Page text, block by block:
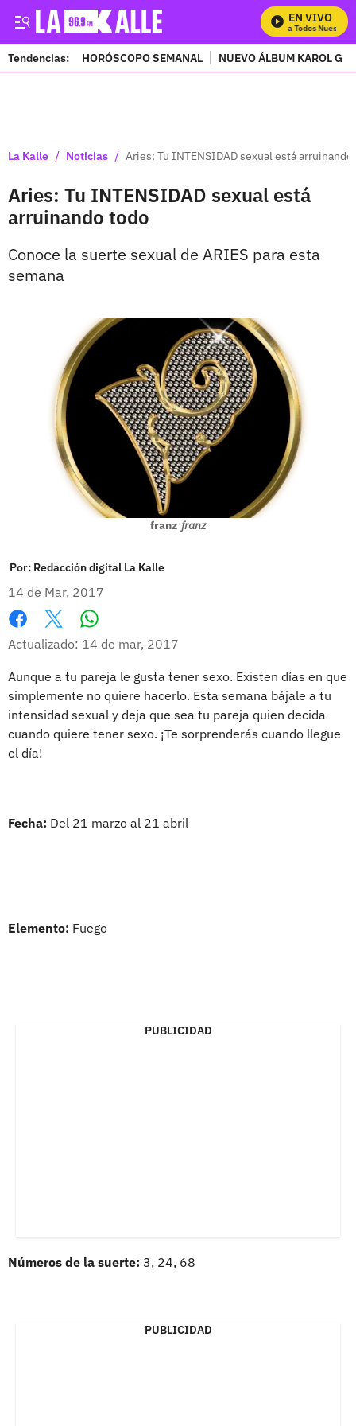
EN VIVO
Mira Todos Nuestros
Tendencias: HORÓSCOPO SEMANAL NUEVO ÁLBUM KAROL G
La Kalle / Noticias / Aries: Tu INTENSIDAD sexual está
Aries: Tu INTENSIDAD sexual está
arruinando todo
Conoce la suerte sexual de ARIES para esta
semana
franz franz
Por: Redacción digital La Kalle
14 de Mar, 2017
Facebook
X
Actualizado: 14 de mar, 2017
Aunque a tu pareja le gusta tener sexo. Existen días en que
simplemente no quiere hacerlo. Esta semana bájale a tu
intensidad sexual y deja que sea tu pareja quien decida
cuando quiere tener sexo. ¡Te sorprenderás cuando llegue
el día!
Fecha: Del 21 marzo al 21 abril
Elemento: Fuego
PUBLICIDAD
Números de la suerte: 3, 24, 68
PUBLICIDAD